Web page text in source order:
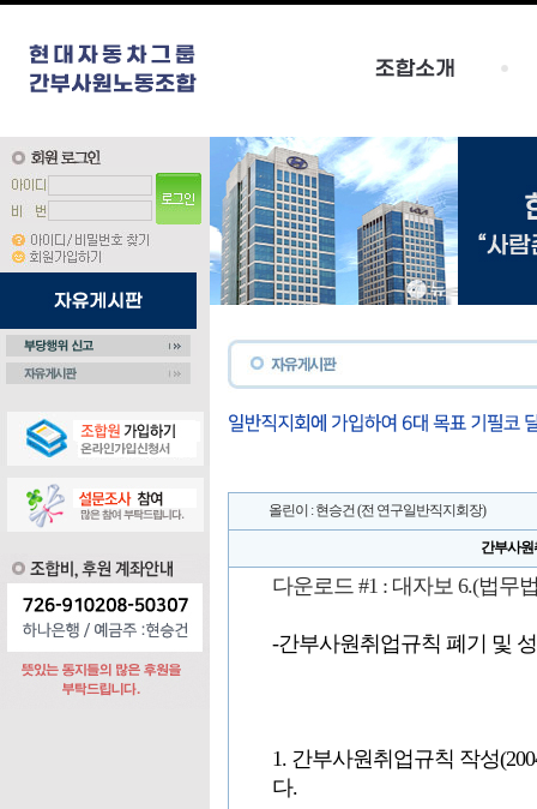
올린이 : 현승건 (전 연구일반직지회장)
간부사원
다운로드 #1 : 대자보 6.(법무
-간부사원취업규칙 폐기 및
1. 간부사원취업규칙 작성
다.